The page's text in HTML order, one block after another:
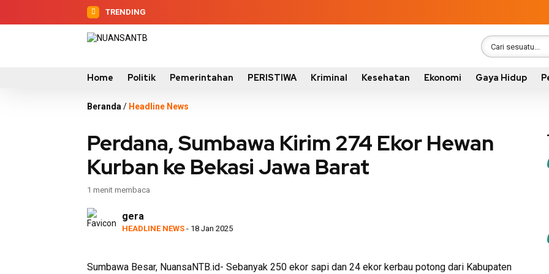
TRENDING
Home Politik Pemerintahan PERISTIWA Kriminal Kesehatan Ekonomi Gaya Hidup
Beranda / Headline News
Perdana, Sumbawa Kirim 274 Ekor Hewan
Kurban ke Bekasi Jawa Barat
1 menit membaca
gera
HEADLINE NEWS - 18 Jan 2025
Sumbawa Besar, NuansaNTB.id- Sebanyak 250 ekor sapi dan 24 ekor kerbau potong dari Kabupaten